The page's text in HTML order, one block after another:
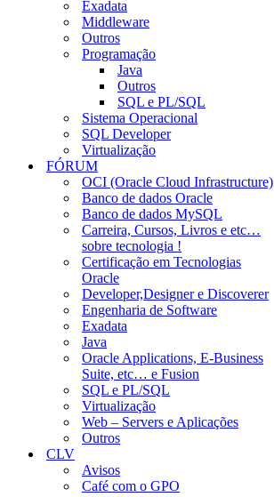
Exadata
Middleware
Outros
Programação
Java
Outros
SQL e PL/SQL
Sistema Operacional
SQL Developer
Virtualização
FÓRUM
OCI (Oracle Cloud Infrastructure)
Banco de dados Oracle
Banco de dados MySQL
Carreira, Cursos, Livros e etc…
sobre tecnologia !
Certificação em Tecnologias
Oracle
Developer,Designer e Discoverer
Engenharia de Software
Exadata
Java
Oracle Applications, E-Business
Suite, etc… e Fusion
SQL e PL/SQL
Virtualização
Web – Servers e Aplicações
Outros
CLV
Avisos
Café com o GPO